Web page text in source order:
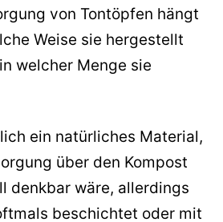
von Tontöpfen hängt
Weise sie hergestellt
welcher Menge sie
ein natürliches Material,
über den Kompost
denkbar wäre, allerdings
beschichtet oder mit